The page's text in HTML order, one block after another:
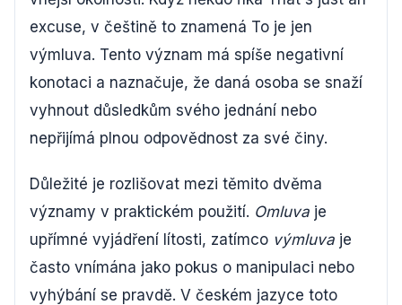
excuse, v češtině to znamená To je jen
výmluva. Tento význam má spíše negativní
konotaci a naznačuje, že daná osoba se snaží
vyhnout důsledkům svého jednání nebo
nepřijímá plnou odpovědnost za své činy.
Důležité je rozlišovat mezi těmito dvěma
významy v praktickém použití. Omluva je
upřímné vyjádření lítosti, zatímco výmluva je
často vnímána jako pokus o manipulaci nebo
vyhýbání se pravdě. V českém jazyce toto